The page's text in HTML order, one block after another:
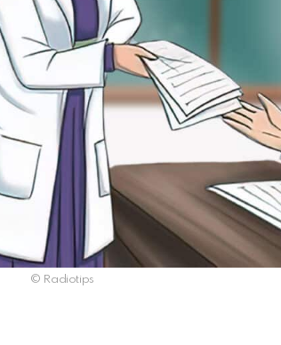
© Radiotips